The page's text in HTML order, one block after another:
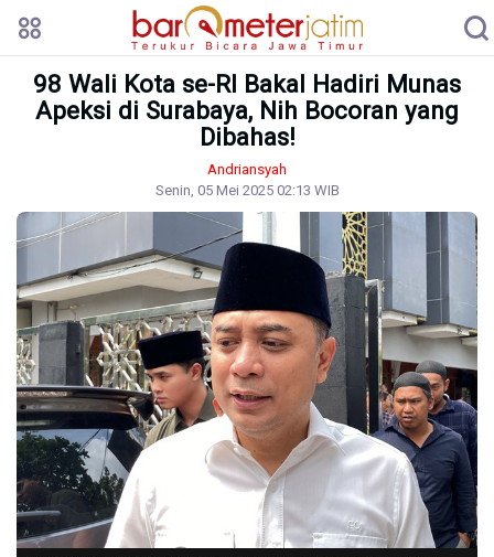
98 Wali Kota se-RI Bakal Hadiri Munas
Apeksi di Surabaya, Nih Bocoran yang
Dibahas!
Andriansyah
Senin, 05 Mei 2025 02:13 WIB